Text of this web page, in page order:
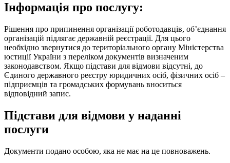
Інформація про послугу:
Рішення про припинення організації роботодавців, об’єднання
організацій підлягає державній реєстрації. Для цього
необхідно звернутися до територіального органу Міністерства
юстиції України з переліком документів визначеним
законодавством. Якщо підстави для відмови відсутні, до
Єдиного державного реєстру юридичних осіб, фізичних осіб –
підприємців та громадських формувань вноситься
відповідний запис.
Підстави для відмови у наданні
послуги
Документи подано особою, яка не має на це повноважень.